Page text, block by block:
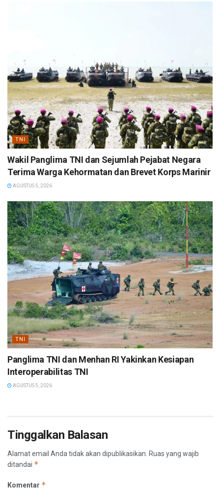
TNI
Wakil Panglima TNI dan Sejumlah Pejabat Negara
Terima Warga Kehormatan dan Brevet Korps Marinir
AGUSTUS 5, 2026
TNI
Panglima TNI dan Menhan RI Yakinkan Kesiapan
Interoperabilitas TNI
AGUSTUS 5, 2026
Tinggalkan Balasan
Alamat email Anda tidak akan dipublikasikan. Ruas yang wajib
ditandai *
Komentar *